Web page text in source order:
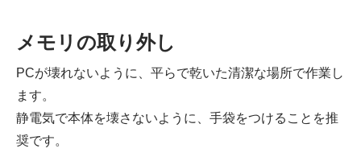
メモリの取り外し
PCが壊れないように、平らで乾いた清潔な場所で作業し
ます。
静電気で本体を壊さないように、手袋をつけることを推
奨です。